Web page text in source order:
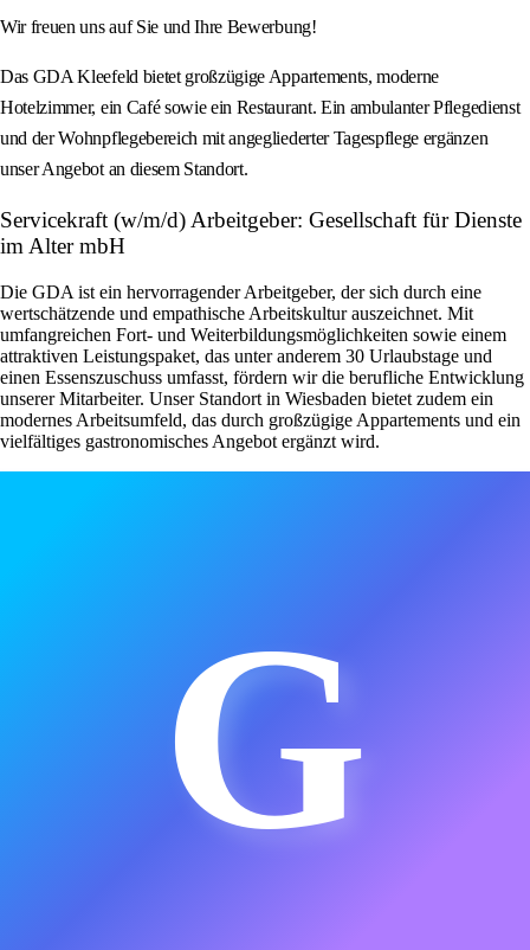
Wir freuen uns auf Sie und Ihre Bewerbung!
Das GDA Kleefeld bietet großzügige Appartements, moderne
Hotelzimmer, ein Café sowie ein Restaurant. Ein ambulanter Pflegedienst
und der Wohnpflegebereich mit angegliederter Tagespflege ergänzen
unser Angebot an diesem Standort.
Servicekraft (w/m/d) Arbeitgeber: Gesellschaft für Dienste
im Alter mbH
Die GDA ist ein hervorragender Arbeitgeber, der sich durch eine
wertschätzende und empathische Arbeitskultur auszeichnet. Mit
umfangreichen Fort- und Weiterbildungsmöglichkeiten sowie einem
attraktiven Leistungspaket, das unter anderem 30 Urlaubstage und
einen Essenszuschuss umfasst, fördern wir die berufliche Entwicklung
unserer Mitarbeiter. Unser Standort in Wiesbaden bietet zudem ein
modernes Arbeitsumfeld, das durch großzügige Appartements und ein
vielfältiges gastronomisches Angebot ergänzt wird.
G